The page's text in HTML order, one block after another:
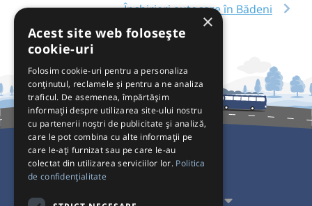
Închirieri autocare în Bădeni
Pentru Călători
Pentru Transportatori
×
Acest site web folosește
cookie-uri
Folosim cookie-uri pentru a personaliza
conținutul, reclamele și pentru a ne analiza
traficul. De asemenea, împărtășim
informații despre utilizarea site-ului nostru
cu partenerii noștri de publicitate și analiză,
care le pot combina cu alte informații pe
care le-ați furnizat sau pe care le-au
colectat din utilizarea serviciilor lor. Politica
de confidențialitate